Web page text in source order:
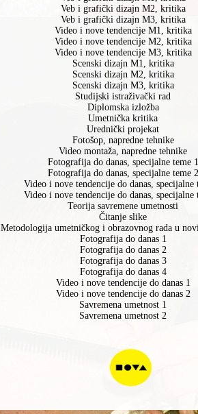
Veb i grafički dizajn M2, kritika
Veb i grafički dizajn M3, kritika
Video i nove tendencije M1, kritika
Video i nove tendencije M2, kritika
Video i nove tendencije M3, kritika
Scenski dizajn M1, kritika
Scenski dizajn M2, kritika
Scenski dizajn M3, kritika
Studijski istraživački rad
Diplomska izložba
Umetnička kritika
Urednički projekat
Fotošop, napredne tehnike
Video montaža, napredne tehnike
Fotografija do danas, specijalne teme 1
Fotografija do danas, specijalne teme 2
Video i nove tendencije do danas, specijalne
Video i nove tendencije do danas, specijalne
Teorija savremene umetnosti
Čitanje slike
Metodologija umetničkog i obrazovnog rada u
Fotografija do danas 1
Fotografija do danas 2
Fotografija do danas 3
Fotografija do danas 4
Video i nove tendencije do danas 1
Video i nove tendencije do danas 2
Savremena umetnost 1
Savremena umetnost 2